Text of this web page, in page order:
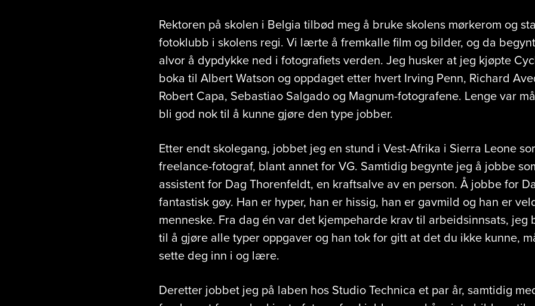
Rektoren på skolen i Belgia tilbød meg å bruke skolens mørkerom og
fotoklubb i skolens regi. Vi lærte å fremkalle film og bilder, og da
alvor å dypdykke ned i fotografiets verden. Jeg husker at jeg kjøpte
boka til Albert Watson og oppdaget etter hvert Irving Penn, Richard
Robert Capa, Sebastiao Salgado og Magnum-fotografene. Lenge var
bli god nok til å kunne gjøre den type jobber.
Etter endt skolegang, jobbet jeg en stund i Vest-Afrika i Sierra Leone
freelance-fotograf, blant annet for VG. Samtidig begynte jeg å jobbe
assistent for Dag Thorenfeldt, en kraftsalve av en person. Å jobbe for
fantastisk gøy. Han er hyper, han er hissig, han er gavmild og han er
menneske. Fra dag én var det kjempeharde krav til arbeidsinnsats, jeg
til å gjøre alle typer oppgaver og han tok for gitt at det du ikke kunne,
sette deg inn i og lære.
Deretter jobbet jeg på laben hos Studio Technica et par år, samtidig